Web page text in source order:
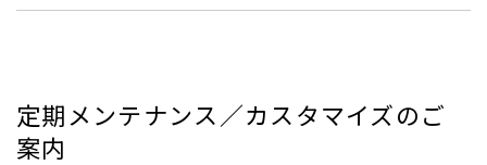
定期メンテナンス／カスタマイズのご
案内